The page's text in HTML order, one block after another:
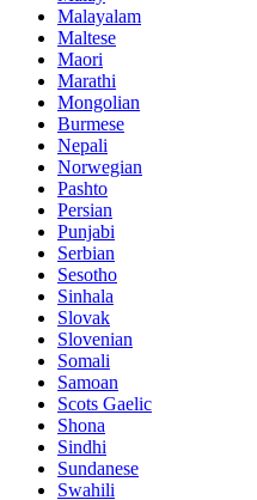
Malayalam
Maltese
Maori
Marathi
Mongolian
Burmese
Nepali
Norwegian
Pashto
Persian
Punjabi
Serbian
Sesotho
Sinhala
Slovak
Slovenian
Somali
Samoan
Scots Gaelic
Shona
Sindhi
Sundanese
Swahili